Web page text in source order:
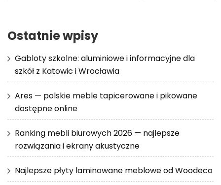
Ostatnie wpisy
Gabloty szkolne: aluminiowe i informacyjne dla
szkół z Katowic i Wrocławia
Ares — polskie meble tapicerowane i pikowane
dostępne online
Ranking mebli biurowych 2026 — najlepsze
rozwiązania i ekrany akustyczne
Najlepsze płyty laminowane meblowe od Woodeco